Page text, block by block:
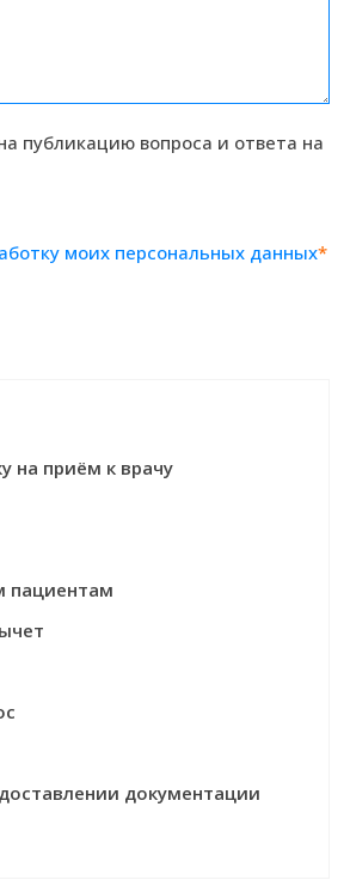
публикацию вопроса и ответа на
моих персональных данных*
на приём к врачу
пациентам
документации